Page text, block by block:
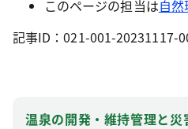
このページの担当は自
記事ID：021-001-20231117-
温泉の開発・維持管理と災